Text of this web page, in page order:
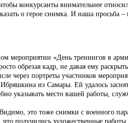
конкурсанты внимательнее
о герое снимка. И наша просьба
мероприятии «День тренингов в
кадр, не давая ему
через портреты участников
из Самары. Ей удалось
указывать место вашей работы,
это тоже снимки с военного
получились художественные